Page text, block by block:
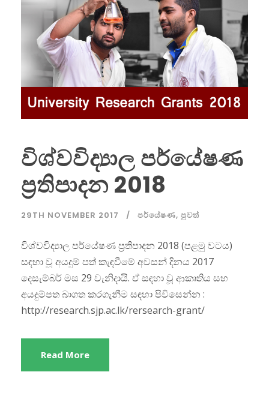
විශ්වවිද්‍යාල පර්යේෂණ
ප්‍රතිපාදන 2018
29TH NOVEMBER 2017 පර්යේෂණ, පුවත්
විශ්වවිද්‍යාල පර්යේෂණ ප්‍රතිපාදන 2018 (පළමු වටය)
සඳහා වූ අයදුම් පත් කැඳවීමේ අවසන් දිනය 2017
දෙසැම්බර් මස 29 වැනිදායි. ඒ සඳහා වූ ආකෘතිය සහ
අයදුම්පත බාගත කරගැනීම සඳහා පිවිසෙන්න :
http://research.sjp.ac.lk/rersearch-grant/
Read More